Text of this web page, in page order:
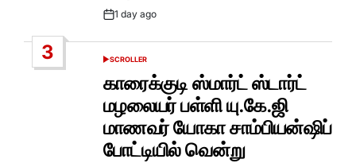
Post1 day ago
3
POSTED
SCROLLER
காரைக்குடி ஸ்மார்ட் ஸ்டார்ட்
மழலையர் பள்ளி யு.கே.ஜி
மாணவர் யோகா சாம்பியன்ஷிப்
போட்டியில் வென்று